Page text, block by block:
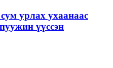
урлах ухаанаас
үүссэн